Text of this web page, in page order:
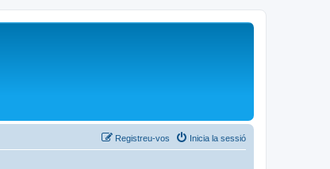
Inicia la sessió
Registreu-vos